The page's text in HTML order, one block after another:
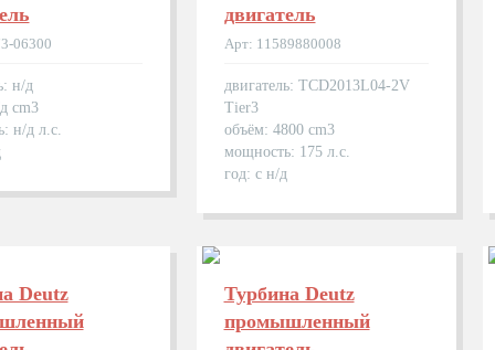
06300
н/д
cm3
н/д л.с.
двигатель
Арт: 11589880008
двигатель: TCD2013L04-2V
Tier3
объём: 4800 cm3
мощность: 175 л.с.
год: с н/д
Deutz
Турбина Deutz
промышленный